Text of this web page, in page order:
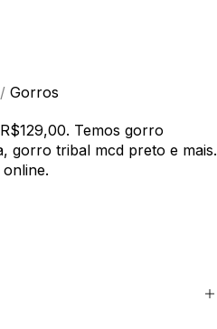
/ Gorros
Temos gorro
gorro tribal mcd preto e mais.